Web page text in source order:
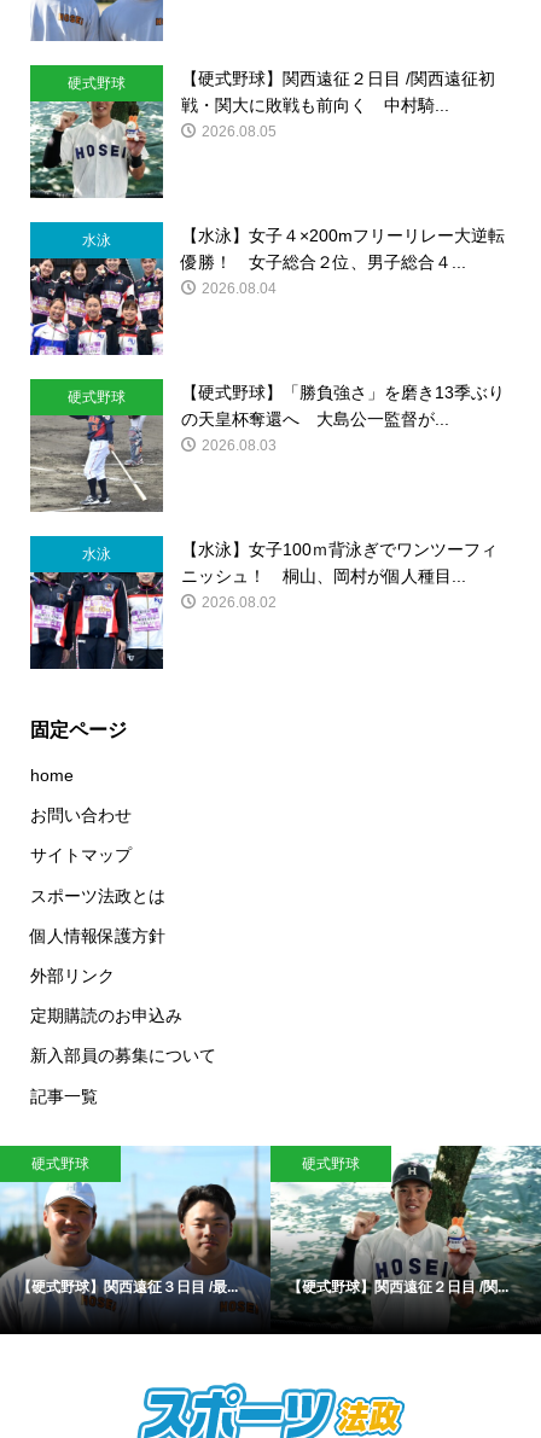
硬式野球
【硬式野球】関西遠征２日目 /関西遠征初
戦・関大に敗戦も前向く 中村騎...
2026.08.05
水泳
【水泳】女子４×200mフリーリレー大逆転
優勝！ 女子総合２位、男子総合４...
2026.08.04
硬式野球
【硬式野球】「勝負強さ」を磨き13季ぶり
の天皇杯奪還へ 大島公一監督が...
2026.08.03
水泳
【水泳】女子100ｍ背泳ぎでワンツーフィ
ニッシュ！ 桐山、岡村が個人種目...
2026.08.02
固定ページ
home
お問い合わせ
サイトマップ
スポーツ法政とは
個人情報保護方針
外部リンク
定期購読のお申込み
新入部員の募集について
記事一覧
硬式野球
【硬式野球】関西遠征３日目 /最...
硬式野球
【硬式野球】関西遠征２日目 /関...